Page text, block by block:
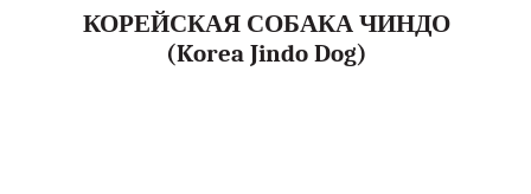
КОРЕЙСКАЯ СОБАКА ЧИНДО
(Korea Jindo Dog)